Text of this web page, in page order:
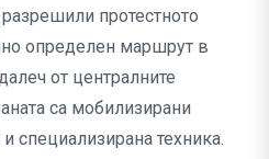
протестното
определен маршрут в
от централните
са мобилизирани
специализирана техника.